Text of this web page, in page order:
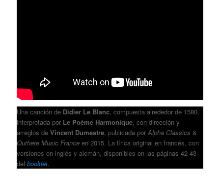
Una canción de Didier Le Blanc, compuesta alrededor de 1580,
interpretada por Le Poème Harmonique, con dirección y
arreglos deVincent Dumestre, publicada porAlpha Classics &
Outhere Music France en 2015. La lírica original en francés, con
versiones en inglés y alemán, disponibles en las páginas 42-43
del booklet.